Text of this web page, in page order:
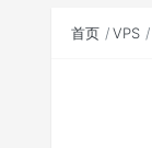
首页 VPS